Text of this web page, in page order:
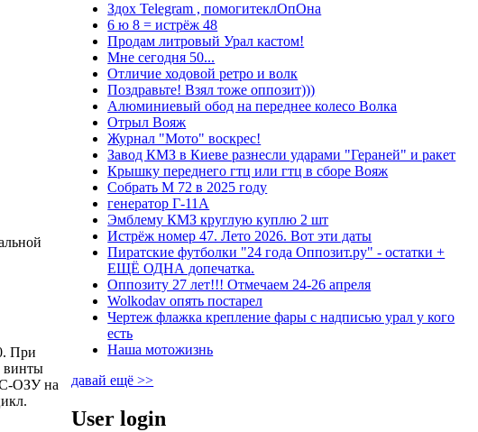
При
винты
ОЗУ на
Здох Telegram , помогитеклОпОна
6 ю 8 = истрёж 48
Продам литровый Урал кастом!
Мне сегодня 50...
Отличие ходовой ретро и волк
Поздравьте! Взял тоже оппозит)))
Алюминиевый обод на переднее колесо Волка
Отрыл Вояж
Журнал "Мото" воскрес!
Завод КМЗ в Киеве разнесли ударами "Гераней" и ракет
Крышку переднего гтц или гтц в сборе Вояж
Собрать М 72 в 2025 году
генератор Г-11А
Эмблему КМЗ круглую куплю 2 шт
Истрёж номер 47. Лето 2026. Вот эти даты
Пиратские футболки "24 года Оппозит.ру" - остатки +
ЕЩЁ ОДНА допечатка.
Оппозиту 27 лет!!! Отмечаем 24-26 апреля
Wolkodav опять постарел
Чертеж флажка крепление фары с надписью урал у кого
есть
Наша мотожизнь
давай ещё >>
User login